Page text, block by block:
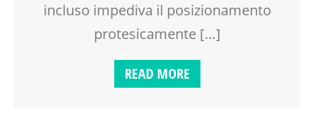
incluso impediva il posizionamento
protesicamente […]
READ MORE